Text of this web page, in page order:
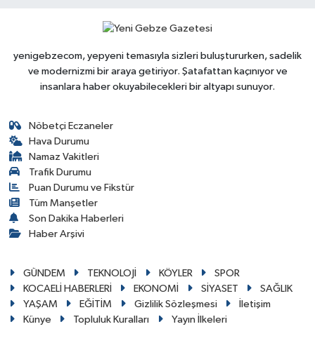
yenigebzecom, yepyeni temasıyla sizleri buluştururken, sadelik
ve modernizmi bir araya getiriyor. Şatafattan kaçınıyor ve
insanlara haber okuyabilecekleri bir altyapı sunuyor.
Nöbetçi Eczaneler
Hava Durumu
Namaz Vakitleri
Trafik Durumu
Puan Durumu ve Fikstür
Tüm Manşetler
Son Dakika Haberleri
Haber Arşivi
GÜNDEM TEKNOLOJİ KÖYLER
SPOR
KOCAELİ HABERLERİ
EKONOMİ SİYASET
SAĞLIK
YAŞAM
EĞİTİM Gizlilik Sözleşmesi
İletişim
Künye
Topluluk Kuralları Yayın İlkeleri